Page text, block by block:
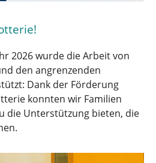
2026 wurde die Arbeit von
den angrenzenden
Dank der Förderung
konnten wir Familien
die Unterstützung bieten, die